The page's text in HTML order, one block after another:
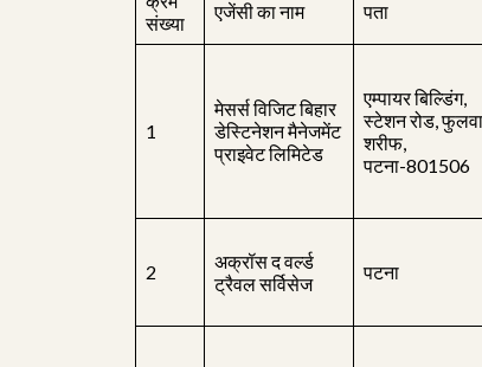
संख्या
एजेंसी का नाम पता
1
मेसर्स विजिट बिहार
डेस्टिनेशन मैनेजमेंट
प्राइवेट लिमिटेड
एम्पायर बिल्डिंग,
स्टेशन रोड,
शरीफ,
पटना-801506
2
अक्रॉस द वर्ल्ड
ट्रैवल सर्विसेज
पटना